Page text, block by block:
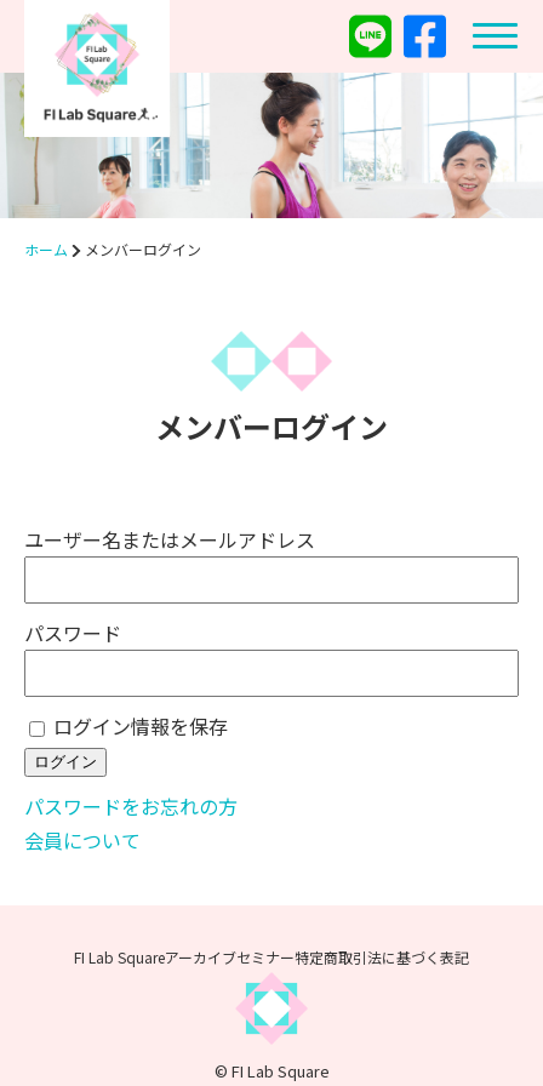
ホーム メンバーログイン
メンバーログイン
ユーザー名またはメールアドレス
パスワード
ログイン情報を保存
パスワードをお忘れの方
会員について
FI Lab Squareアーカイブセミナー特定商取引法に基づく表記
© FI Lab Square